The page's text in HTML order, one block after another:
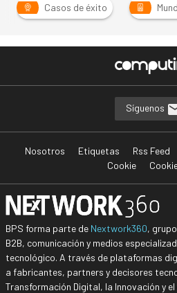
Casos de éxito
Síguenos
Nosotros Etiquetas Rss Feed
Cookie
BPS forma parte de Nextwork360,
B2B, comunicación y medios
tecnológico. A través de plataformas
a fabricantes, partners y decisores
Transformación Digital, la Innovación y